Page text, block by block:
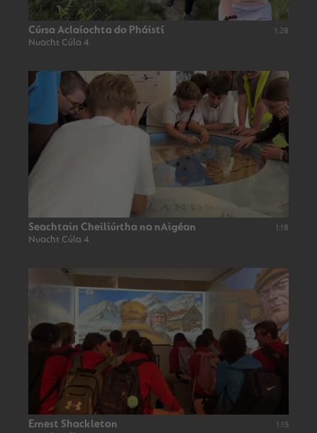
Cúrsa Aclaíochta do Pháistí
Nuacht Cúla 4
1:28
Seachtain Cheiliúrtha na nAigéan
Nuacht Cúla 4
1:18
Ernest Shackleton 1:15